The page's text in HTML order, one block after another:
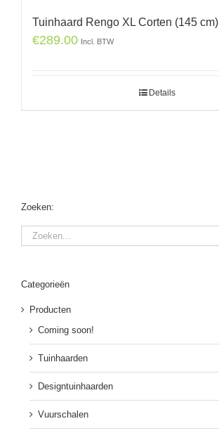
Tuinhaard Rengo XL Corten (145 cm)
€289.00 Incl. BTW
Details
Zoeken:
Zoeken
naar:
Categorieën
Producten
Coming soon!
Tuinhaarden
Designtuinhaarden
Vuurschalen